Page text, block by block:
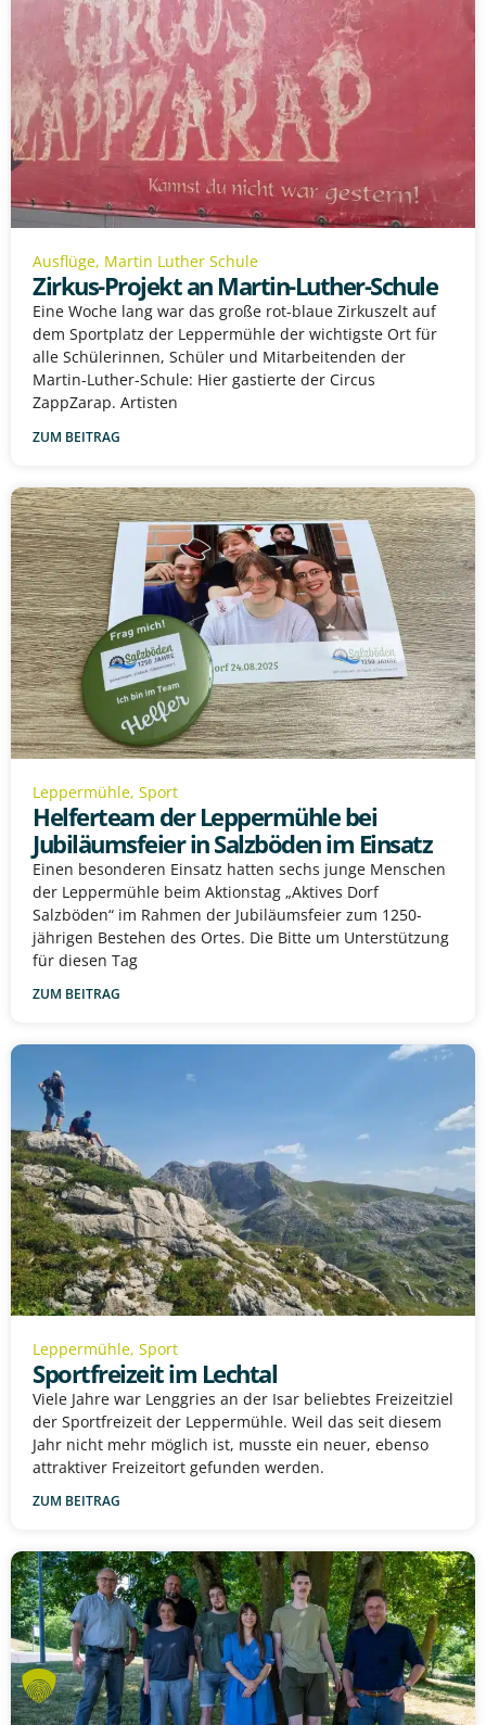
Ausflüge, Martin Luther Schule
Zirkus-Projekt an Martin-Luther-Schule
Eine Woche lang war das große rot-blaue Zirkuszelt auf
dem Sportplatz der Leppermühle der wichtigste Ort für
alle Schülerinnen, Schüler und Mitarbeitenden der
Martin-Luther-Schule: Hier gastierte der Circus
ZappZarap. Artisten
ZUM BEITRAG
Leppermühle, Sport
Helferteam der Leppermühle bei
Jubiläumsfeier in Salzböden im Einsatz
Einen besonderen Einsatz hatten sechs junge Menschen
der Leppermühle beim Aktionstag „Aktives Dorf
Salzböden“ im Rahmen der Jubiläumsfeier zum 1250-
jährigen Bestehen des Ortes. Die Bitte um Unterstützung
für diesen Tag
ZUM BEITRAG
Leppermühle, Sport
Sportfreizeit im Lechtal
Viele Jahre war Lenggries an der Isar beliebtes Freizeitziel
der Sportfreizeit der Leppermühle. Weil das seit diesem
Jahr nicht mehr möglich ist, musste ein neuer, ebenso
attraktiver Freizeitort gefunden werden.
ZUM BEITRAG